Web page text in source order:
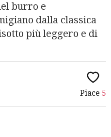
burro e
dalla classica
più leggero e di
Piace 5